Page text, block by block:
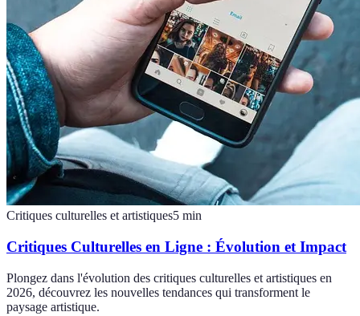
Critiques culturelles et artistiques5 min
Critiques Culturelles en Ligne : Évolution et Impact
Plongez dans l'évolution des critiques culturelles et artistiques en
2026, découvrez les nouvelles tendances qui transforment le
paysage artistique.